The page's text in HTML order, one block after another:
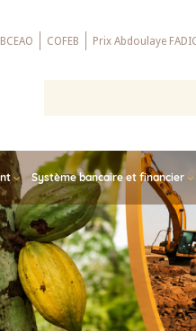
COFEB Prix Abdoulaye
Système bancaire et financier